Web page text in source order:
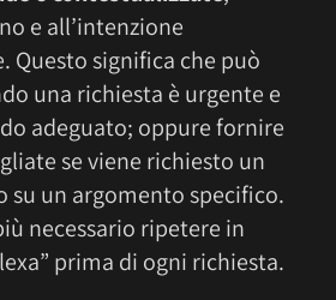
e all’intenzione
Questo significa che può
una richiesta è urgente e
adeguato; oppure fornire
se viene richiesto un
un argomento specifico.
necessario ripetere in
prima di ogni richiesta.